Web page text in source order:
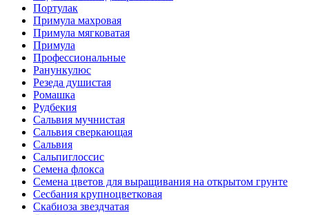
Портулак
Примула махровая
Примула мягковатая
Примула
Профессиональные
Ранункулюс
Резеда душистая
Ромашка
Рудбекия
Сальвия мучнистая
Сальвия сверкающая
Сальвия
Сальпиглоссис
Семена флокса
Семена цветов для выращивания на открытом грунте
Сесбания крупноцветковая
Скабиоза звездчатая